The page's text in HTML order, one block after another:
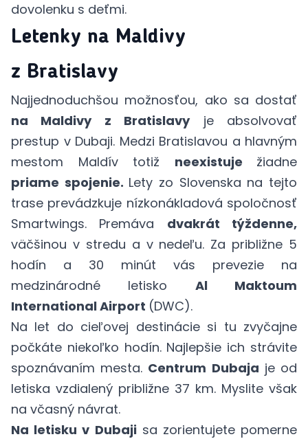
dovolenku s deťmi.
Letenky na Maldivy
z Bratislavy
Najjednoduchšou možnosťou, ako sa dostať
na Maldivy z Bratislavyje absolvovať
prestup v Dubaji. Medzi Bratislavou a hlavným
mestom Maldív totiž neexistuje žiadne
priame spojenie. Lety zo Slovenska na tejto
trase prevádzkuje nízkonákladová spoločnosť
Smartwings. Premáva dvakrát týždenne,
väčšinou v stredu a v nedeľu. Za približne 5
hodín a 30 minút vás prevezie na
medzinárodné letisko Al Maktoum
International Airport (DWC).
Na let do cieľovej destinácie si tu zvyčajne
počkáte niekoľko hodín. Najlepšie ich strávite
spoznávaním mesta. Centrum Dubaja je od
letiska vzdialený približne 37 km. Myslite však
na včasný návrat.
Na letisku v Dubajisa zorientujete pomerne